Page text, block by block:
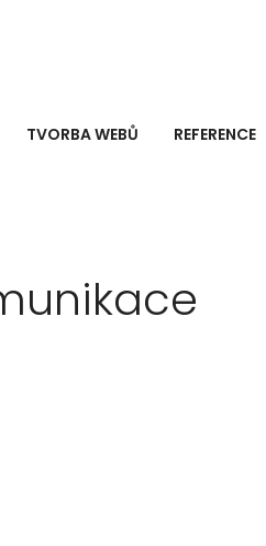
TVORBA WEBŮ REFERENCE